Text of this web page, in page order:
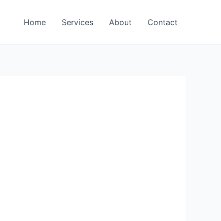
Home Services About Contact